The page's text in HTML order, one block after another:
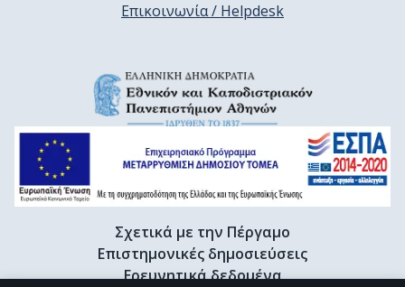
Επικοινωνία / Helpdesk
Σχετικά με την Πέργαμο
Επιστημονικές δημοσιεύσεις
Ερευνητικά δεδομένα